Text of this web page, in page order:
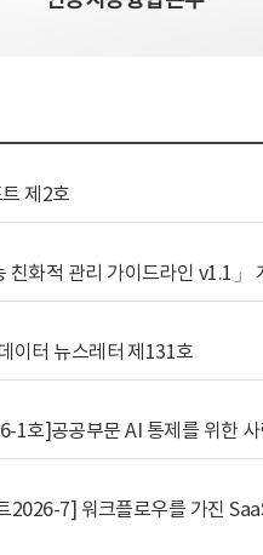
제2호
친화적 관리 가이드라인 v1.1」
이터 뉴스레터 제131호